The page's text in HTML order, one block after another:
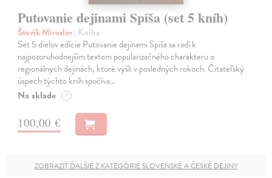
Putovanie dejinami Spiša (set 5 kníh)
Števík Miroslav| Kniha
Set 5 dielov edície Putovanie dejinami Spiša sa radí k
najpozoruhodnejším textom popularizačného charakteru o
regionálnych dejinách, ktoré vyšli v posledných rokoch. Čitateľský
úspech týchto kníh spočíva…
Na sklade ?
100,00 €
ZOBRAZIŤ ĎALŠIE Z KATEGÓRIE SLOVENSKÉ A ČESKÉ DEJINY